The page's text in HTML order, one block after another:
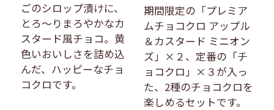
ごのシロップ漬けに、
とろ〜りまろやかなカ
スタード風チョコ。黄
色いおいしさを詰め込
んだ、ハッピーなチョ
コクロです。
期間限定の「プレミア
ムチョコクロ アップル
＆カスタード ミニオン
ズ」×２、定番の「チ
ョコクロ」×３が入っ
た、2種のチョコクロを
楽しめるセットです。